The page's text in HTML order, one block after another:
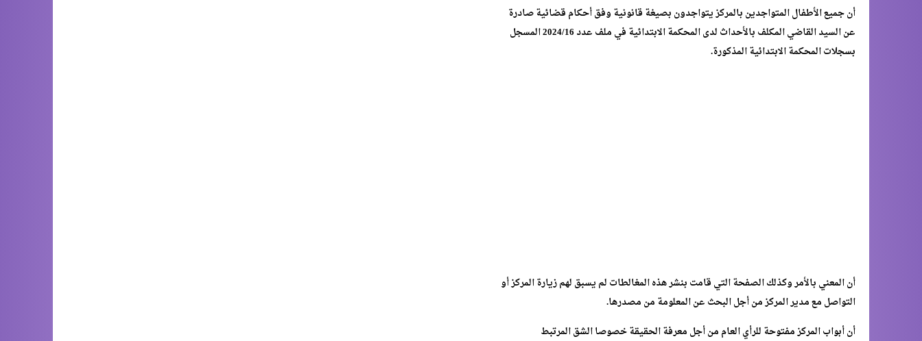
أن جميع الأطفال المتواجدين بالمركز يتواجدون بصيغة قانونية وفق أحكام قضائية صادرة
عن السيد القاضي المكلف بالأحداث لدى المحكمة الابتدائية في ملف عدد 2024/16 المسجل
بسجلات المحكمة الابتدائية المذكورة.
أن المعني بالأمر وكذلك الصفحة التي قامت بنشر هذه المغالطات لم يسبق لهم زيارة المركز أو
التواصل مع مدير المركز من أجل البحث عن المعلومة من مصدرها.
أن أبواب المركز مفتوحة للرأي العام من أجل معرفة الحقيقة خصوصا الشق المرتبط